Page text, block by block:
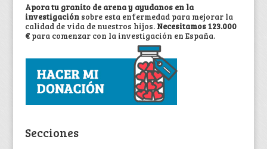
Apora tu granito de arena y ayudanos en la
investigación sobre esta enfermedad para mejorar la
calidad de vida de nuestros hijos. Necesitamos 123.000
€ para comenzar con la investigación en España.
Secciones